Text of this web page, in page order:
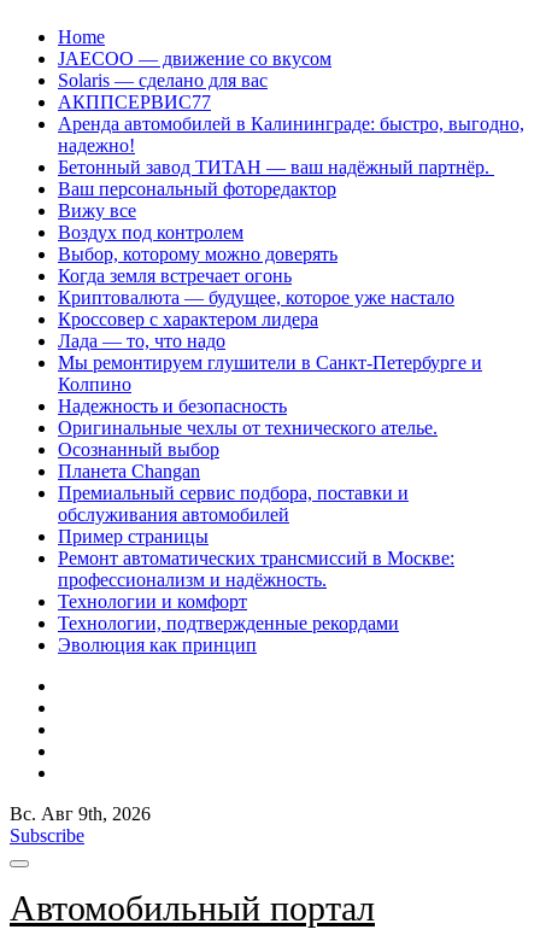
Перейти
содержанию
Home
JAECOO — движение со вкусом
Solaris — сделано для вас
АКППСЕРВИС77
Аренда автомобилей в Калининграде: быстро, выгодно,
надежно!
Бетонный завод ТИТАН — ваш надёжный партнёр.
Ваш персональный фоторедактор
Вижу все
Воздух под контролем
Выбор, которому можно доверять
Когда земля встречает огонь
Криптовалюта — будущее, которое уже настало
Кроссовер с характером лидера
Лада — то, что надо
Мы ремонтируем глушители в Санкт-Петербурге и
Колпино
Надежность и безопасность
Оригинальные чехлы от технического ателье.
Осознанный выбор
Планета Changan
Премиальный сервис подбора, поставки и
обслуживания автомобилей
Пример страницы
Ремонт автоматических трансмиссий в Москве:
профессионализм и надёжность.
Технологии и комфорт
Технологии, подтвержденные рекордами
Эволюция как принцип
Вс. Авг 9th, 2026
Subscribe
Автомобильный портал